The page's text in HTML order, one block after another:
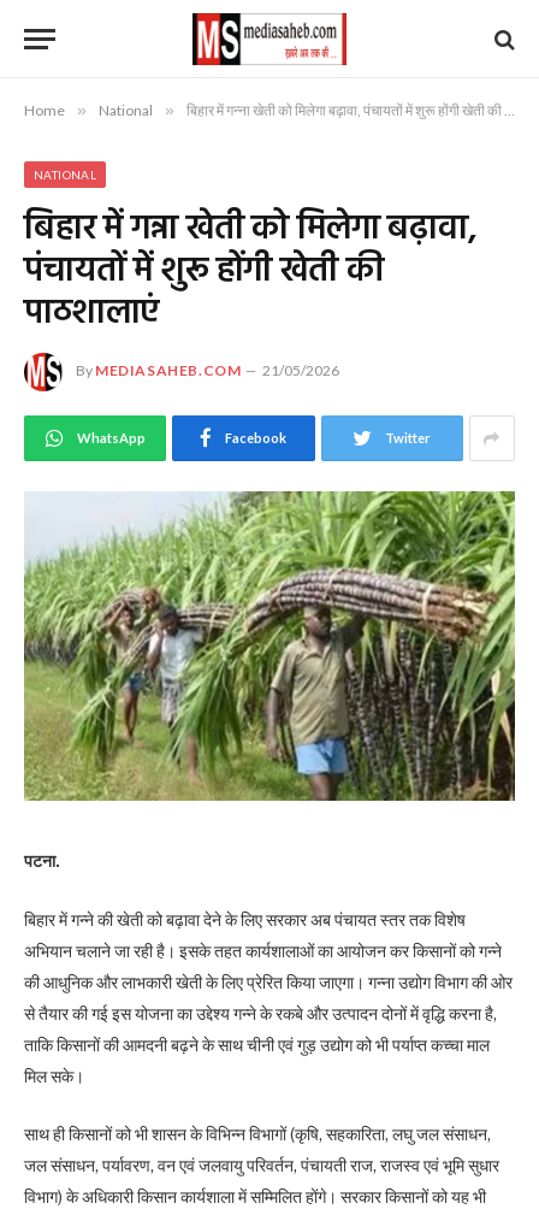
Home » National » बिहार में गन्ना खेती को मिलेगा बढ़ावा, पंचायतों में शुरू होंगी खेती की पाठशालाएं
NATIONAL
बिहार में गन्ना खेती को मिलेगा बढ़ावा,
पंचायतों में शुरू होंगी खेती की
पाठशालाएं
By MEDIASAHEB.COM 21/05/2026
WhatsApp Facebook Twitter
पटना.
बिहार में गन्ने की खेती को बढ़ावा देने के लिए सरकार अब पंचायत स्तर तक विशेष
अभियान चलाने जा रही है। इसके तहत कार्यशालाओं का आयोजन कर किसानों को गन्ने
की आधुनिक और लाभकारी खेती के लिए प्रेरित किया जाएगा। गन्ना उद्योग विभाग की ओर
से तैयार की गई इस योजना का उद्देश्य गन्ने के रकबे और उत्पादन दोनों में वृद्धि करना है,
ताकि किसानों की आमदनी बढ़ने के साथ चीनी एवं गुड़ उद्योग को भी पर्याप्त कच्चा माल
मिल सके।
साथ ही किसानों को भी शासन के विभिन्न विभागों (कृषि, सहकारिता, लघु जल संसाधन,
जल संसाधन, पर्यावरण, वन एवं जलवायु परिवर्तन, पंचायती राज, राजस्व एवं भूमि सुधार
विभाग) के अधिकारी किसान कार्यशाला में सम्मिलित होंगे। सरकार किसानों को यह भी